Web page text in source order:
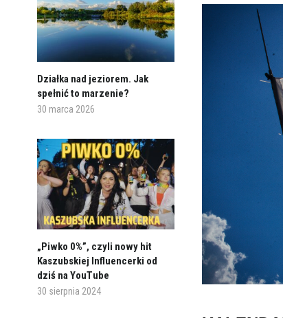
Działka nad jeziorem. Jak
spełnić to marzenie?
30 marca 2026
„Piwko 0%”, czyli nowy hit
Kaszubskiej Influencerki od
dziś na YouTube
30 sierpnia 2024